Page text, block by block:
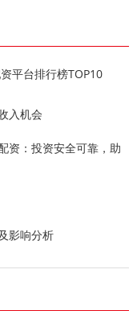
平台排行榜TOP10
入机会
资：投资安全可靠，助
影响分析